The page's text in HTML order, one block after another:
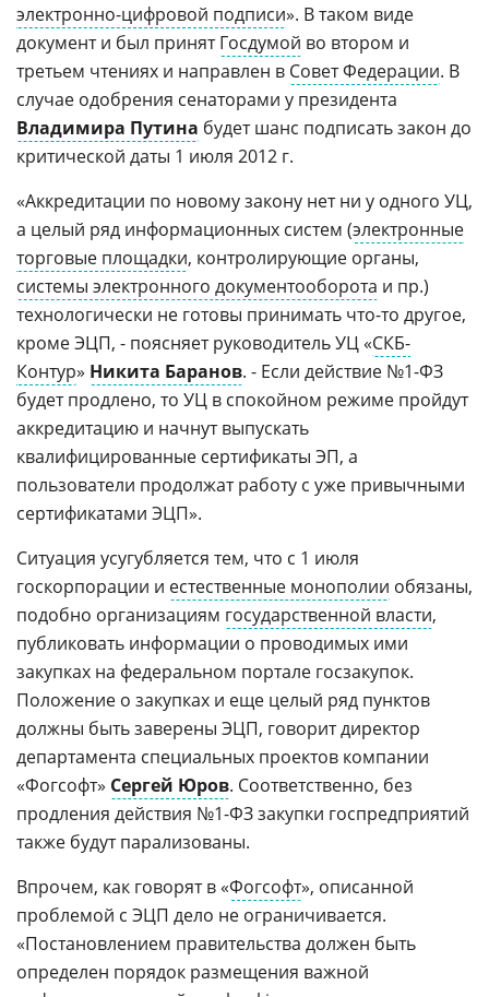
электронно-цифровой подписи». В таком виде
документ и был принятГосдумой во втором и
третьем чтениях и направлен в Совет Федерации. В
случае одобрения сенаторами у президента
Владимира Путина будет шанс подписать закон до
критической даты 1 июля 2012 г.
«Аккредитации по новому закону нет ни у одного УЦ,
а целый ряд информационных систем (электронные
торговые площадки, контролирующие органы,
системы электронного документооборота и пр.)
технологически не готовы принимать что-то другое,
кроме ЭЦП, - поясняет руководитель УЦ «СКБ-
Контур» Никита Баранов. - Если действие №1-ФЗ
будет продлено, то УЦ в спокойном режиме пройдут
аккредитацию и начнут выпускать
квалифицированные сертификаты ЭП, а
пользователи продолжат работу с уже привычными
сертификатами ЭЦП».
Ситуация усугубляется тем, что с 1 июля
госкорпорации и естественные монополии обязаны,
подобно организациям государственной власти,
публиковать информации о проводимых ими
закупках на федеральном портале госзакупок.
Положение о закупках и еще целый ряд пунктов
должны быть заверены ЭЦП, говорит директор
департамента специальных проектов компании
«Фогсофт» Сергей Юров. Соответственно, без
продления действия №1-ФЗ закупки госпредприятий
также будут парализованы.
Впрочем, как говорят в «Фогсофт», описанной
проблемой с ЭЦП дело не ограничивается.
«Постановлением правительства должен быть
определен порядок размещения важной